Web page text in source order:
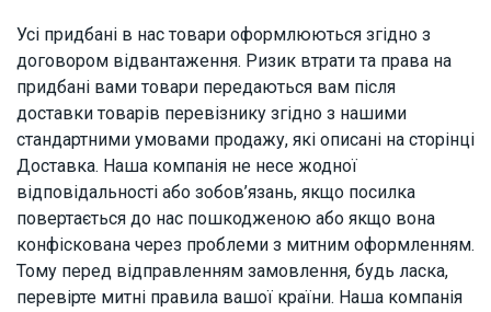
Усі придбані в нас товари оформлюються згідно з
договором відвантаження. Ризик втрати та права на
придбані вами товари передаються вам після
доставки товарів перевізнику згідно з нашими
стандартними умовами продажу, які описані на сторінці
Доставка. Наша компанія не несе жодної
відповідальності або зобов’язань, якщо посилка
повертається до нас пошкодженою або якщо вона
конфіскована через проблеми з митним оформленням.
Тому перед відправленням замовлення, будь ласка,
перевірте митні правила вашої країни. Наша компанія